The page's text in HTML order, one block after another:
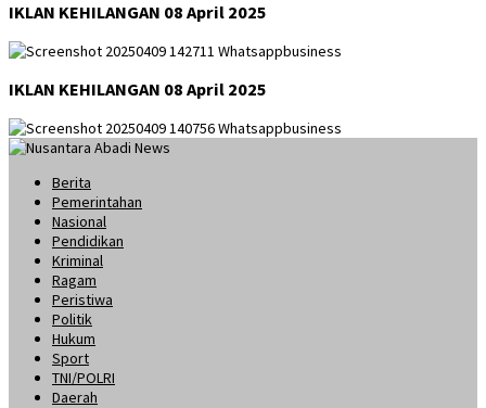
IKLAN KEHILANGAN 08 April 2025
IKLAN KEHILANGAN 08 April 2025
Berita
Pemerintahan
Nasional
Pendidikan
Kriminal
Ragam
Peristiwa
Politik
Hukum
Sport
TNI/POLRI
Daerah